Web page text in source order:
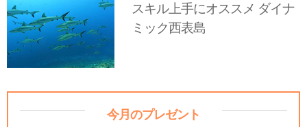
スキル上手にオススメ ダイナ
ミック西表島
今月のプレゼント